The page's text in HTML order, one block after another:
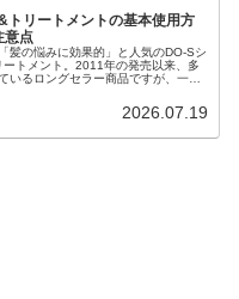
トリートメントの基本使用方
意点
髪の悩みに効果的」と人気のDO-Sシ
ートメント。2011年の発売以来、多
いるロングセラー商品ですが、一般
2026.07.19